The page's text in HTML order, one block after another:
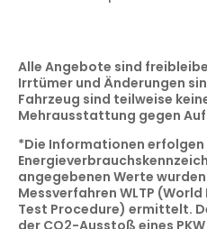
Alle Angebote sind
Irrtümer und Änderungen
Fahrzeug sind teilweise
Mehrausstattung gegen
*Die Informationen
angegebenen Werte
Messverfahren WLTP
Test Procedure) ermittelt.